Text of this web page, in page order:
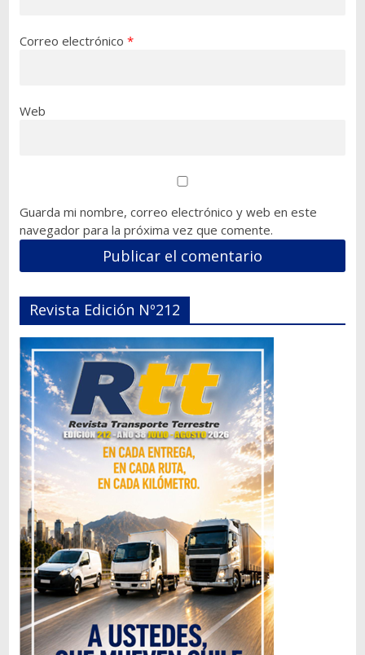
Correo electrónico *
Web
Guarda mi nombre, correo electrónico y web en este
navegador para la próxima vez que comente.
Revista Edición Nº212